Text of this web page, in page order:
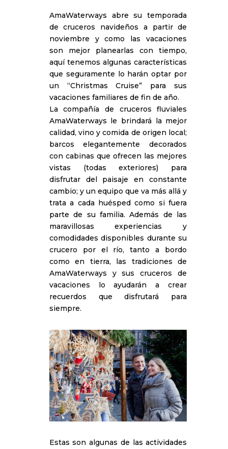
AmaWaterways abre su temporada
de cruceros navideños a partir de
noviembre y como las vacaciones
son mejor planearlas con tiempo,
aquí tenemos algunas características
que seguramente lo harán optar por
un “Christmas Cruise” para sus
vacaciones familiares de fin de año.
La compañía de cruceros fluviales
AmaWaterways le brindará la mejor
calidad, vino y comida de origen local;
barcos elegantemente decorados
con cabinas que ofrecen las mejores
vistas (todas exteriores) para
disfrutar del paisaje en constante
cambio; y un equipo que va más allá y
trata a cada huésped como si fuera
parte de su familia. Además de las
maravillosas experiencias y
comodidades disponibles durante su
crucero por el río, tanto a bordo
como en tierra, las tradiciones de
AmaWaterways y sus cruceros de
vacaciones lo ayudarán a crear
recuerdos que disfrutará para
siempre.
Estas son algunas de las actividades